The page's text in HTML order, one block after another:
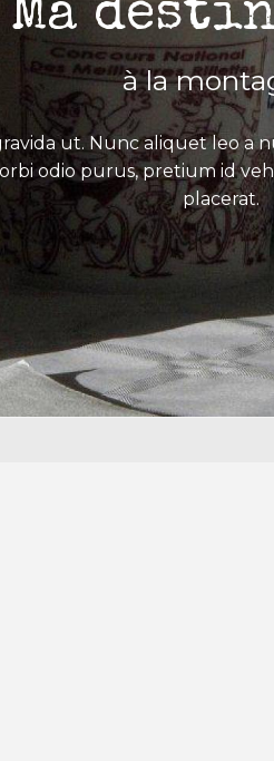
Ma
à la
ut. Nunc aliquet leo a
odio purus, pretium id
placerat.
aux